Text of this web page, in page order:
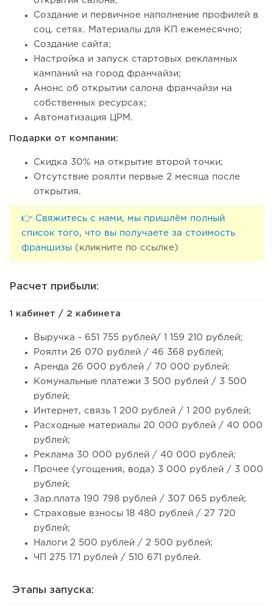
Создание и первичное наполнение профилей в
соц. сетях. Материалы для КП ежемесячно;
Создание сайта;
Настройка и запуск стартовых рекламных
кампаний на город франчайзи;
Анонс об открытии салона франчайзи на
собственных ресурсах;
Автоматизация ЦРМ.
Подарки от компании:
Скидка 30% на открытие второй точки;
Отсутствие роялти первые 2 месяца после
открытия.
👉 Свяжитесь с нами, мы пришлём полный
список того, что вы получаете за стоимость
франшизы (кликните по ссылке)
Расчет прибыли:
1 кабинет / 2 кабинета
Выручка - 651 755 рублей/ 1 159 210 рублей;
Роялти 26 070 рублей / 46 368 рублей;
Аренда 26 000 рублей / 70 000 рублей;
Комунальные платежи 3 500 рублей / 3 500
рублей;
Интернет, связь 1 200 рублей / 1 200 рублей;
Расходные материалы 20 000 рублей / 40 000
рублей;
Реклама 30 000 рублей / 40 000 рублей;
Прочее (угощения, вода) 3 000 рублей / 3 000
рублей;
Зар.плата 190 798 рублей / 307 065 рублей;
Страховые взносы 18 480 рублей / 27 720
рублей;
Налоги 2 500 рублей / 2 500 рублей;
ЧП 275 171 рублей / 510 671 рублей.
Этапы запуска: